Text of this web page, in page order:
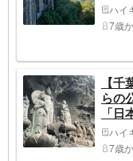
ハイ
7歳
【
らの
「
ハイ
7歳